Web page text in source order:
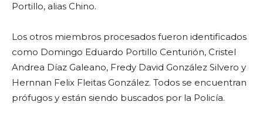
Portillo, alias Chino.
Los otros miembros procesados fueron identificados
como Domingo Eduardo Portillo Centurión, Cristel
Andrea Díaz Galeano, Fredy David González Silvero y
Hernnan Felix Fleitas González. Todos se encuentran
prófugos y están siendo buscados por la Policía.